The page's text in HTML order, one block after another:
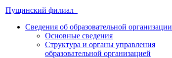
Пущинский филиал
Сведения об образовательной организации
Основные сведения
Структура и органы управления
образовательной организацией